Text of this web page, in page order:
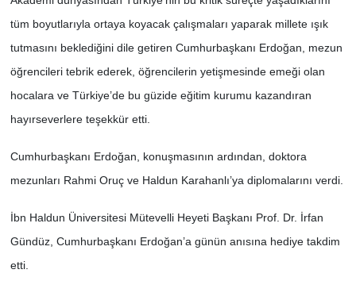
tüm boyutlarıyla ortaya koyacak çalışmaları yaparak millete ışık
tutmasını beklediğini dile getiren Cumhurbaşkanı Erdoğan, mezun
öğrencileri tebrik ederek, öğrencilerin yetişmesinde emeği olan
hocalara ve Türkiye’de bu güzide eğitim kurumu kazandıran
hayırseverlere teşekkür etti.
Cumhurbaşkanı Erdoğan, konuşmasının ardından, doktora
mezunları Rahmi Oruç ve Haldun Karahanlı’ya diplomalarını verdi.
İbn Haldun Üniversitesi Mütevelli Heyeti Başkanı Prof. Dr. İrfan
Gündüz, Cumhurbaşkanı Erdoğan’a günün anısına hediye takdim
etti.